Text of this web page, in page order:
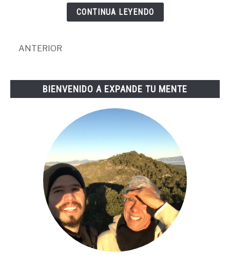
como
CONTINUA LEYENDO
ANTERIOR
BIENVENIDO A EXPANDE TU MENTE